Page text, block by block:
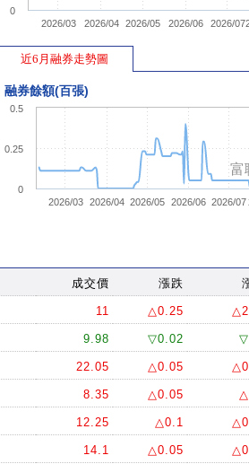
2026/03 2026/04 2026/05 2026/06 2026/07
0
近6月融券走勢圖
融券餘額(百張)
2026/03 2026/04 2026/05 2026/06 2026/07
0
0.25
0.5
富
成交價 漲跌
11 △0.25
9.98 ▽0.02
22.05 △0.05
8.35 △0.05
12.25 △0.1
14.1 △0.05